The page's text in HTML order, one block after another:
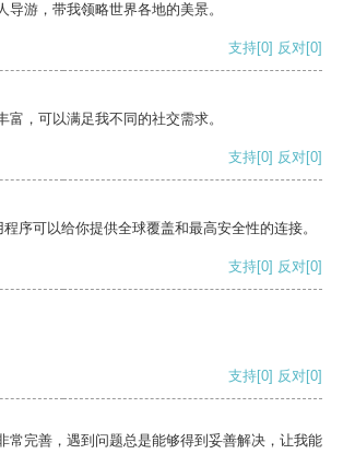
导游，带我领略世界各地的美景。
支持[0] 反对[0]
富，可以满足我不同的社交需求。
支持[0] 反对[0]
序可以给你提供全球覆盖和最高安全性的连接。
支持[0] 反对[0]
支持[0] 反对[0]
常完善，遇到问题总是能够得到妥善解决，让我能